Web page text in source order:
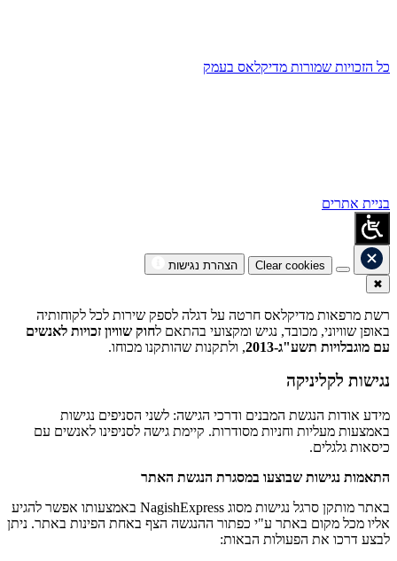
כל הזכויות שמורות מדיקלאס בעמק
בניית אתרים
Clear cookies
הצהרת נגישות
✖
רשת מרפאות מדיקלאס חרטה על דגלה לספק שירות לכל לקוחותיה
באופן שוויוני, מכובד, נגיש ומקצועי בהתאם לחוק שוויון זכויות לאנשים
עם מוגבלויות תשע"ג-2013
, ולתקנות שהותקנו מכוחו.
נגישות לקליניקה
מידע אודות הנגשת המבנים ודרכי הגישה: לשני הסניפים נגישות
באמצעות מעליות וחניות מסודרות. קיימת גישה לסניפינו לאנשים עם
כיסאות גלגלים.
התאמות נגישות שבוצעו במסגרת הנגשת האתר
באתר מותקן סרגל נגישות מסוג NagishExpress באמצעותו אפשר להגיע
אליו מכל מקום באתר ע"י כפתור ההנגשה הצף באחת הפינות באתר. ניתן
לבצע דרכו את הפעולות הבאות: